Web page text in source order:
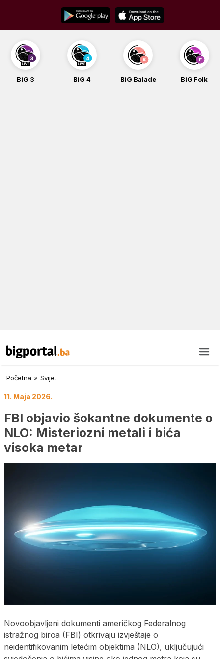
content
BiG 3 BiG 4 BiG Balade BiG Folk
Početna » Svijet
11. Maja 2026.
FBI objavio šokantne dokumente o
NLO: Misteriozni metali i bića
visoka metar
Novoobjavljeni dokumenti američkog Federalnog
istražnog biroa (FBI) otkrivaju izvještaje o
neidentifikovanim letećim objektima (NLO), uključujući